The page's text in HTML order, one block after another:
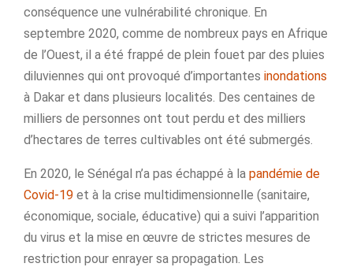
conséquence une vulnérabilité chronique. En
septembre 2020, comme de nombreux pays en Afrique
de l’Ouest, il a été frappé de plein fouet par des pluies
diluviennes qui ont provoqué d’importantes inondations
à Dakar et dans plusieurs localités. Des centaines de
milliers de personnes ont tout perdu et des milliers
d’hectares de terres cultivables ont été submergés.
En 2020, le Sénégal n’a pas échappé à la pandémie de
Covid-19 et à la crise multidimensionnelle (sanitaire,
économique, sociale, éducative) qui a suivi l’apparition
du virus et la mise en œuvre de strictes mesures de
restriction pour enrayer sa propagation. Les